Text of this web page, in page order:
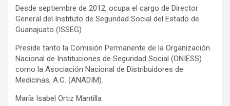
Desde septiembre de 2012, ocupa el cargo de Director
General del Instituto de Seguridad Social del Estado de
Guanajuato (ISSEG)
Preside tanto la Comisión Permanente de la Organización
Nacional de Instituciones de Seguridad Social (ONIESS)
como la Asociación Nacional de Distribuidores de
Medicinas, A.C. (ANADIM).
María Isabel Ortiz Mantilla